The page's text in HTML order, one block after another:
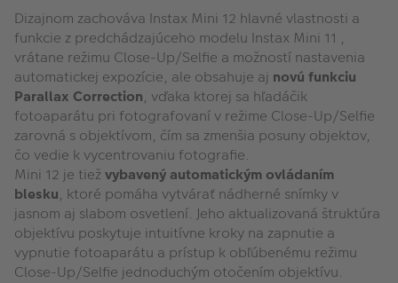
Dizajnom zachováva Instax Mini 12 hlavné vlastnosti a
funkcie z predchádzajúceho modelu Instax Mini 11 ,
vrátane režimu Close-Up/Selfie a možností nastavenia
automatickej expozície, ale obsahuje aj novú funkciu
Parallax Correction, vďaka ktorej sa hľadáčik
fotoaparátu pri fotografovaní v režime Close-Up/Selfie
zarovná s objektívom, čím sa zmenšia posuny objektov,
čo vedie k vycentrovaniu fotografie.
Mini 12 je tiežvybavený automatickým ovládaním
blesku, ktoré pomáha vytvárať nádherné snímky v
jasnom aj slabom osvetlení. Jeho aktualizovaná štruktúra
objektívu poskytuje intuitívne kroky na zapnutie a
vypnutie fotoaparátu a prístup k obľúbenému režimu
Close-Up/Selfie jednoduchým otočením objektívu.